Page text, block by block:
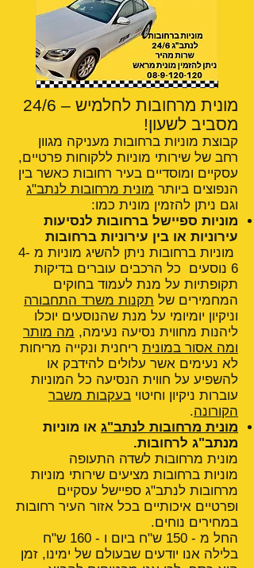
מונית מרחובות לחלמיש – 24/6
מסביב לשעון!
קבוצת מוניות ברחובות מעניקה מגוון
רחב של שירותי מוניות ללקוחות פרטיים,
עסקיים ומוסדיים בעיר רחובות כאשר בין
הנפוצים ביותר מונית מרחובות לנתב"ג
וגם ניתן להזמין מונית כמו:
מוניות ספיישל ברחובות לנסיעות
עירוניות או בין עירוניות ברחובות
מוניות ברחובות ניתן להשיג מוניות מ 4-
6 נוסעים כל הרכבים עוברים בדיקות
תקופתיות על מנת לעמוד בחוקים
המחמירים של תקנות משרד התחבורה
וניקיון יומיומי על מנת שהנוסעים יוכלו
ליהנות מחווית נסיעה נעימה, מה מותר
ומה אסור במונית ריחנית ונקייה מריחות
לא נעימים אשר עלולים להידבק או
להשפיע על חווית הנסיעה כל המוניות
עוברות ניקיון וחיטוי בעקבות משבר
הקורונה.
מונית מרחובות לנתב"ג או מוניות
מנתב"ג לרחובות.
מונית מרחובות לשדה התעופה
מוניות ברחובות מציעים שירותי מוניות
מרחובות לנתב"ג ספיישל עסקיים
ופרטיים איכותיים בכל אזור העיר רחובות
במחירים נוחים.
החל מ - 150 ש"ח ביום ו - 160 ש"ח
בלילה אנו יודעים שבעולם של ימינו, זמן